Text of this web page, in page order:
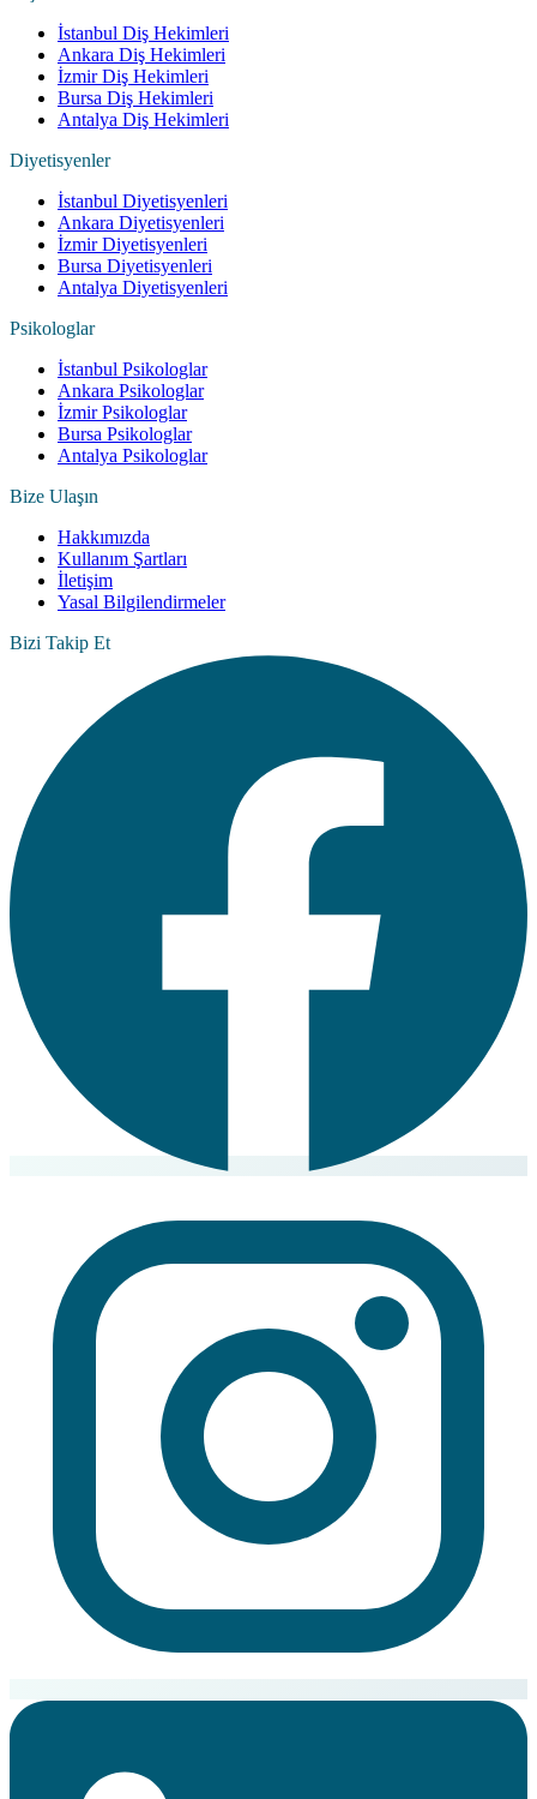
İstanbul Diş Hekimleri
Ankara Diş Hekimleri
İzmir Diş Hekimleri
Bursa Diş Hekimleri
Antalya Diş Hekimleri
Diyetisyenler
İstanbul Diyetisyenleri
Ankara Diyetisyenleri
İzmir Diyetisyenleri
Bursa Diyetisyenleri
Antalya Diyetisyenleri
Psikologlar
İstanbul Psikologlar
Ankara Psikologlar
İzmir Psikologlar
Bursa Psikologlar
Antalya Psikologlar
Bize Ulaşın
Hakkımızda
Kullanım Şartları
İletişim
Yasal Bilgilendirmeler
Bizi Takip Et